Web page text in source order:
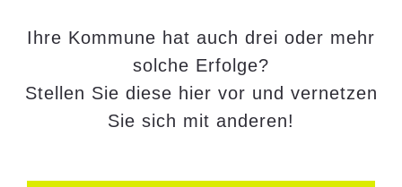
Ihre Kommune hat auch drei oder mehr
solche Erfolge?
Stellen Sie diese hier vor und vernetzen
Sie sich mit anderen!